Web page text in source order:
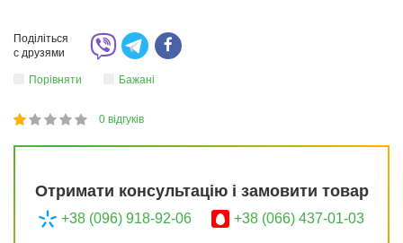
Поділіться
с друзями
Порівняти Бажані
20
1
2
3
4
5 0 відгуків
Отримати консультацію і замовити товар
+38 (096) 918-92-06 +38 (066) 437-01-03